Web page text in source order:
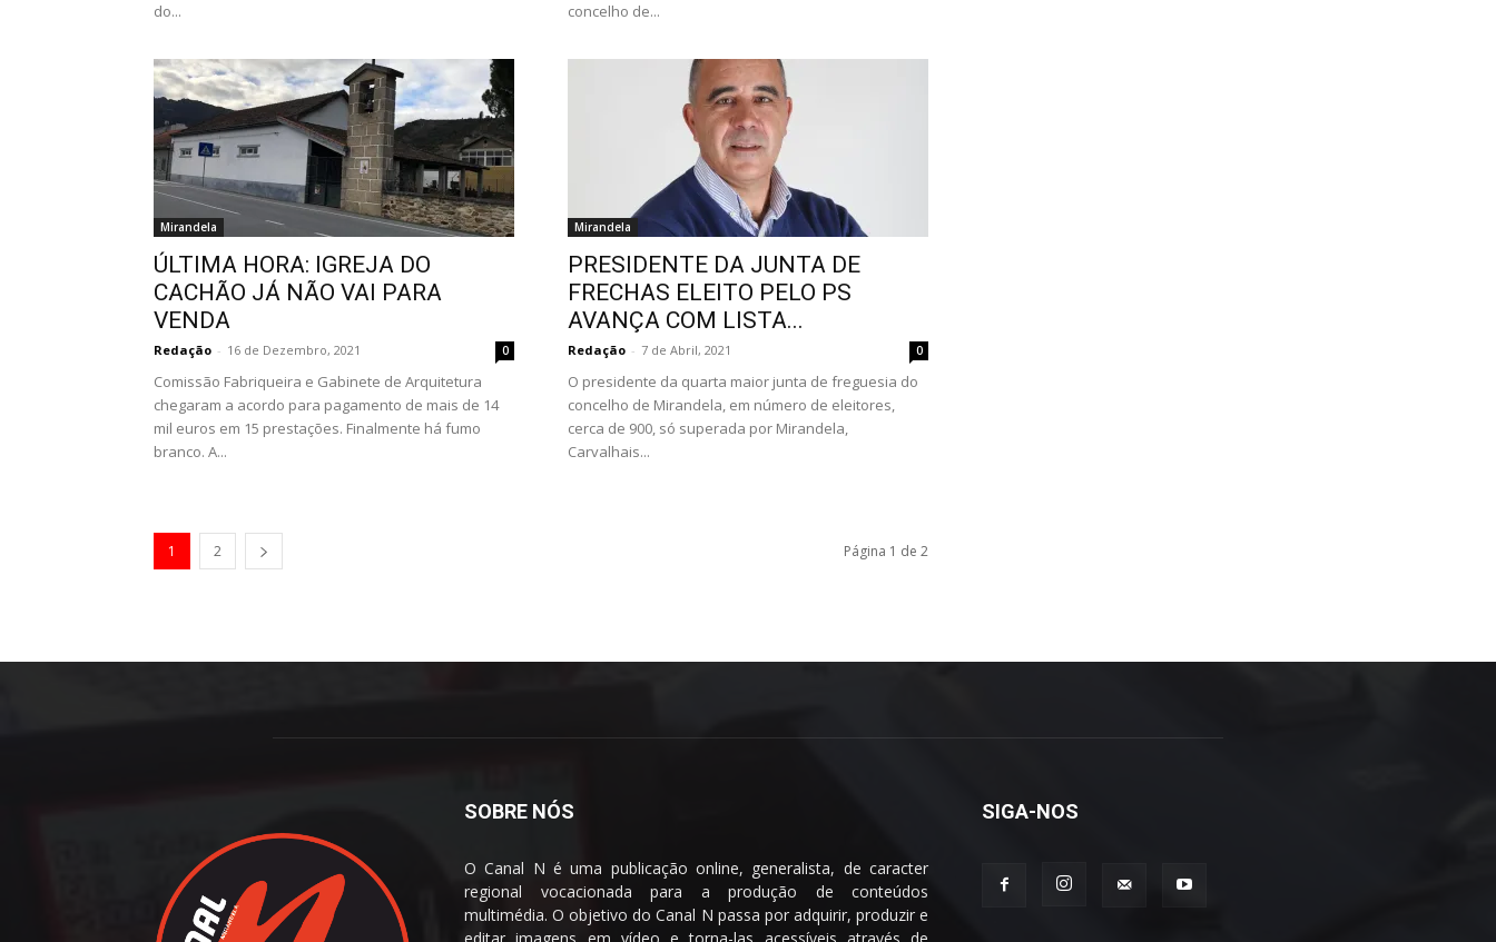
do...
concelho de...
Mirandela
ÚLTIMA HORA: IGREJA DO
CACHÃO JÁ NÃO VAI PARA
VENDA
Redação - 16 de Dezembro, 2021 0
Comissão Fabriqueira e Gabinete de Arquitetura
chegaram a acordo para pagamento de mais de 14
mil euros em 15 prestações. Finalmente há fumo
branco. A...
Mirandela
PRESIDENTE DA JUNTA DE
FRECHAS ELEITO PELO PS
AVANÇA COM LISTA...
Redação - 7 de Abril, 2021 0
O presidente da quarta maior junta de freguesia do
concelho de Mirandela, em número de eleitores,
cerca de 900, só superada por Mirandela,
Carvalhais...
1 2 Página 1 de 2
SOBRE NÓS
O Canal N é uma publicação online, generalista, de caracter
regional vocacionada para a produção de conteúdos
multimédia. O objetivo do Canal N passa por adquirir, produzir e
SIGA-NOS